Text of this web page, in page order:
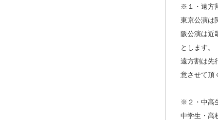
※１・遠方
東京公演は
阪公演は近
とします。
遠方割は先
意させて頂
※２・中高
中学生・高